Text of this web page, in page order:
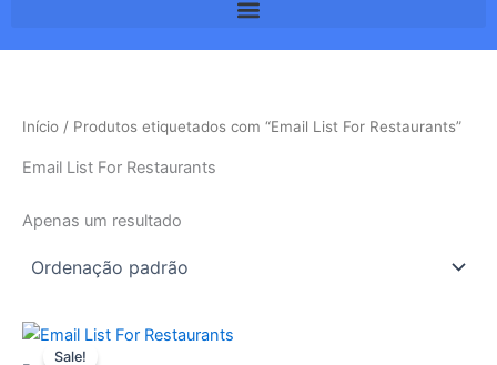
Início / Produtos etiquetados com “Email List For Restaurants”
Email List For Restaurants
Apenas um resultado
Sale!
O
preço
O